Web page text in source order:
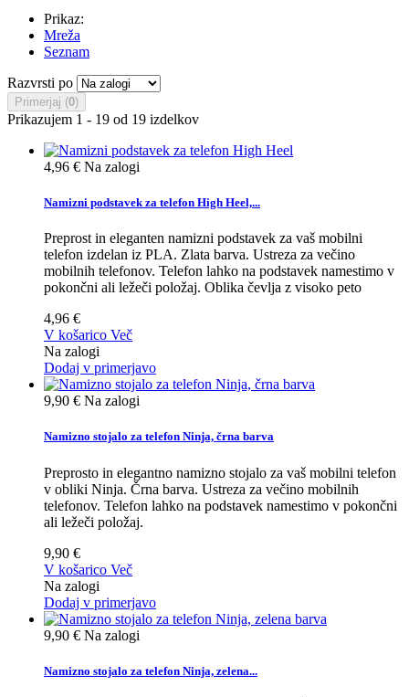
Prikaz:
Mreža
Seznam
Razvrsti po
Primerjaj (0)
Prikazujem 1 - 19 od 19 izdelkov
4,96 € Na zalogi
Namizni podstavek za telefon High Heel,...
Preprost in eleganten namizni podstavek za vaš mobilni
telefon izdelan iz PLA. Zlata barva. Ustreza za večino
mobilnih telefonov. Telefon lahko na podstavek namestimo v
pokončni ali ležeči položaj. Oblika čevlja z visoko peto
4,96 €
V košarico Več
Na zalogi
Dodaj v primerjavo
9,90 € Na zalogi
Namizno stojalo za telefon Ninja, črna barva
Preprosto in elegantno namizno stojalo za vaš mobilni telefon
v obliki Ninja. Črna barva. Ustreza za večino mobilnih
telefonov. Telefon lahko na podstavek namestimo v pokončni
ali ležeči položaj.
9,90 €
V košarico Več
Na zalogi
Dodaj v primerjavo
9,90 € Na zalogi
Namizno stojalo za telefon Ninja, zelena...